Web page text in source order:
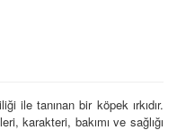
ile tanınan bir köpek ırkıdır.
karakteri, bakımı ve sağlığı